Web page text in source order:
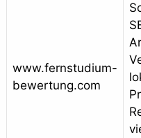
www.fernstudium-
bewertung.com